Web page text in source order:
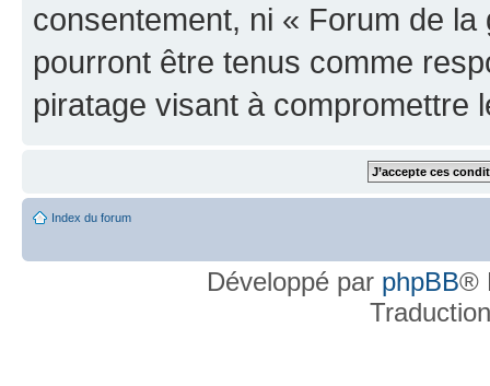
consentement, ni « Forum de
pourront être tenus comme
piratage visant à compromettre
Index du forum
Développé par phpBB®